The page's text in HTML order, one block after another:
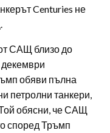
Centuries не
САЩ близо до
обяви пълна
петролни танкери,
обясни, че САЩ
според Тръмп